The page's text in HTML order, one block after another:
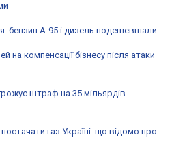
бензин А-95 і дизель подешевшали
на компенсації бізнесу після атаки
штраф на 35 мільярдів
газ Україні: що відомо про